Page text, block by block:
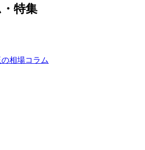
特集
相場コラム